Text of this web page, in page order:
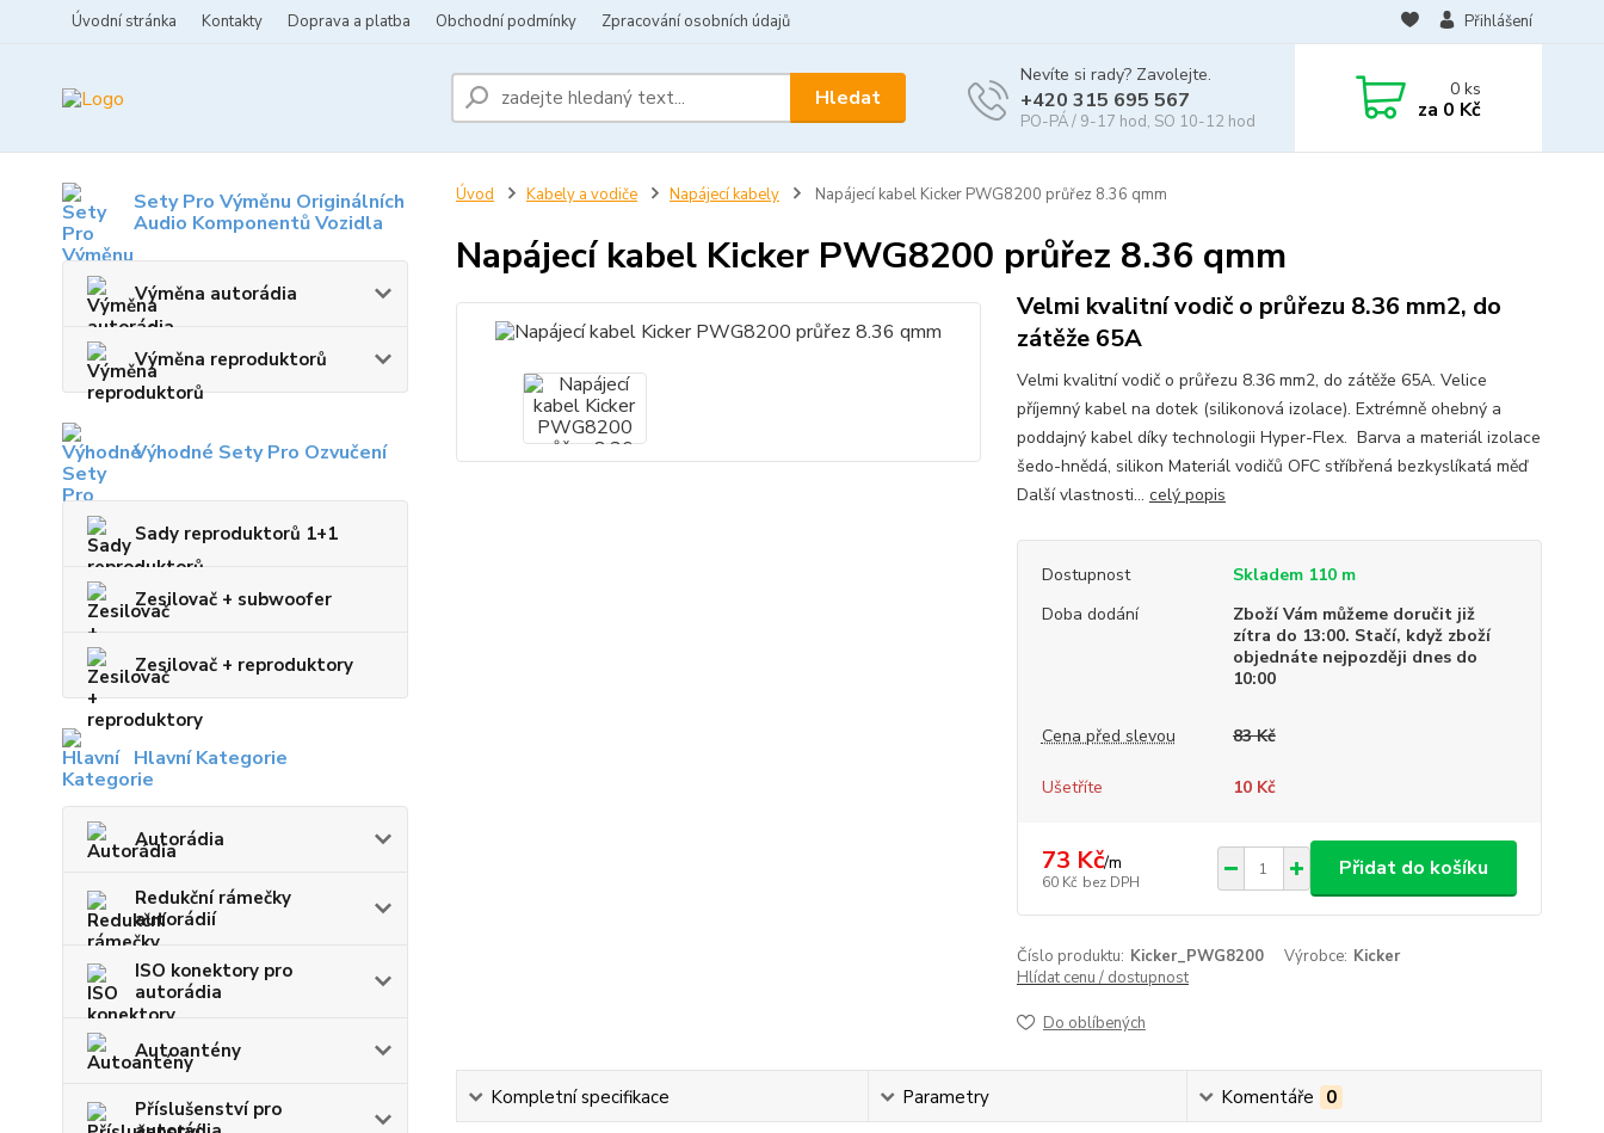
Úvodní stránka Kontakty Doprava a platba Obchodní podmínky Zpracování osobních údajů Přihlášení
Hledat
Nevíte si rady? Zavolejte.
+420 315 695 567
PO-PÁ / 9-17 hod, SO 10-12 hod
0ks
za 0 Kč
Sety Pro Výměnu Originálních
Audio Komponentů Vozidla
Výměna autorádia
Výměna reproduktorů
Výhodné Sety Pro Ozvučení
Sady reproduktorů 1+1
Zesilovač + subwoofer
Zesilovač + reproduktory
Hlavní Kategorie
Autorádia
Redukční rámečky
autorádií
ISO konektory pro
autorádia
Autoantény
Příslušenství pro
Úvod Kabely a vodiče Napájecí kabely Napájecí kabel Kicker PWG8200 průřez 8.36 qmm
Napájecí kabel Kicker PWG8200 průřez 8.36 qmm
Velmi kvalitní vodič o průřezu 8.36 mm2, do
zátěže 65A
Velmi kvalitní vodič o průřezu 8.36 mm2, do zátěže 65A. Velice
příjemný kabel na dotek (silikonová izolace). Extrémně ohebný a
poddajný kabel díky technologii Hyper-Flex. Barva a materiál izolace
šedo-hnědá, silikon Materiál vodičů OFC stříbřená bezkyslíkatá měď
Další vlastnosti... celý popis
Dostupnost
Skladem 110 m
Doba dodání
Zboží Vám můžeme doručit již
zítra do 13:00. Stačí, když zboží
objednáte nejpozději dnes do
10:00
Cena před slevou 83 Kč
Ušetříte 10 Kč
73 Kč/m
60 Kč bez DPH
Přidat do košíku
Číslo produktu: Kicker_PWG8200 Výrobce: Kicker
Hlídat cenu / dostupnost
Do oblíbených
Kompletní specifikace Parametry Komentáře 0